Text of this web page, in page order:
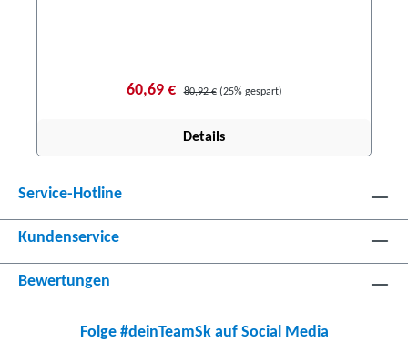
60,69 € 80,92 € (25% gespart)
Details
Service-Hotline
Kundenservice
Bewertungen
Folge #deinTeamSk auf Social Media